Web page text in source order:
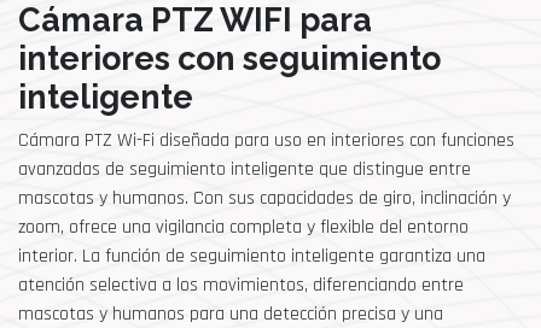
Cámara PTZ WIFI para
interiores con seguimiento
inteligente
Cámara PTZ Wi-Fi diseñada para uso en interiores con funciones
avanzadas de seguimiento inteligente que distingue entre
mascotas y humanos. Con sus capacidades de giro, inclinación y
zoom, ofrece una vigilancia completa y flexible del entorno
interior. La función de seguimiento inteligente garantiza una
atención selectiva a los movimientos, diferenciando entre
mascotas y humanos para una detección precisa y una